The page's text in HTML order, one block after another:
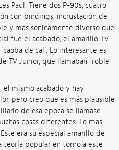
Paul. Tiene dos P-90s, cuatro
con bindings, incrustación de
y más sónicamente diverso que
fue el acabado, el amarillo TV.
de cal". Lo interesante es
TV Junior, que llamaban "roble
el mismo acabado y hay
pero creo que es más plausible
de esa época se llamase
cosas diferentes. Lo más
era su especial amarillo de
teoría popular en torno a este